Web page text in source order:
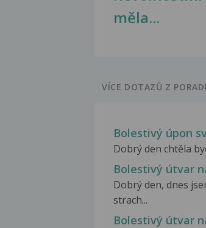
měla...
VÍCE DOTAZŮ Z
Bolestivý úpon
Dobrý den chtěla
Bolestivý útvar
Dobrý den, dnes
strach...
Bolestivý útvar